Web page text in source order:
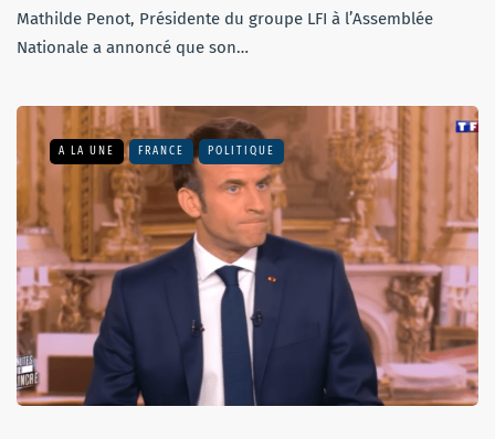
Mathilde Penot, Présidente du groupe LFI à l’Assemblée
Nationale a annoncé que son…
A LA UNE FRANCE POLITIQUE